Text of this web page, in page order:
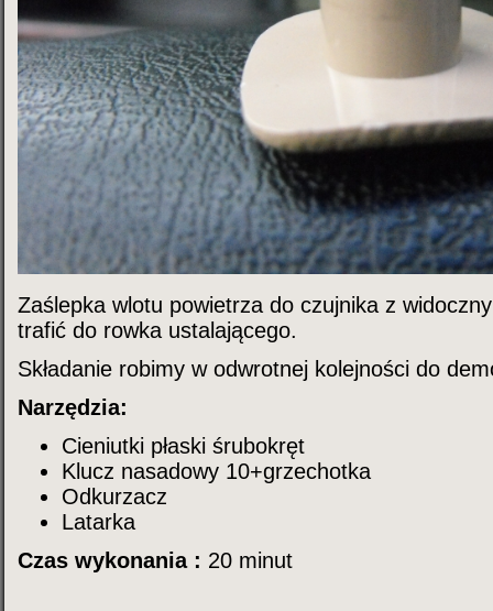
Zaślepka wlotu powietrza do czujnika z
trafić do rowka ustalającego.
Składanie robimy w odwrotnej kolejności do
Narzędzia:
Cieniutki płaski śrubokręt
Klucz nasadowy 10+grzechotka
Odkurzacz
Latarka
Czas wykonania : 20 minut